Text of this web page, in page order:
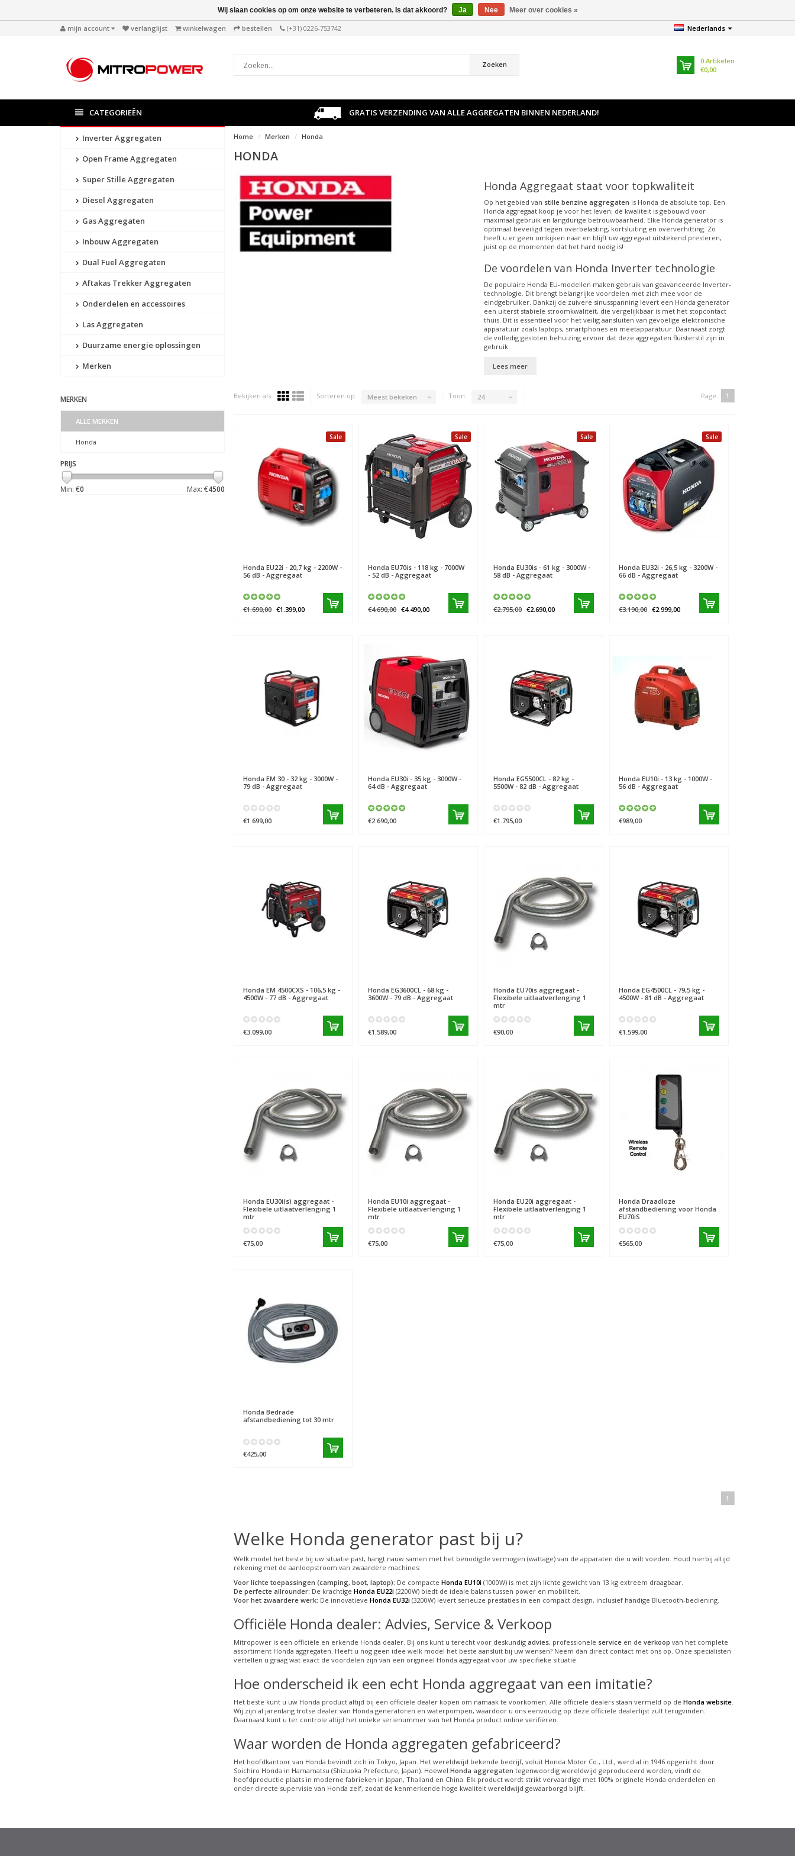
mijn account verlanglijst winkelwagen bestellen (+31) 0226-753742 Nederlands
Zoeken 0 Artikelen
€0,00
CATEGORIEËN GRATIS VERZENDING VAN ALLE AGGREGATEN BINNEN NEDERLAND!
Inverter Aggregaten
Open Frame Aggregaten
Super Stille Aggregaten
Diesel Aggregaten
Gas Aggregaten
Inbouw Aggregaten
Dual Fuel Aggregaten
Aftakas Trekker Aggregaten
Onderdelen en accessoires
Las Aggregaten
Duurzame energie oplossingen
Merken
MERKEN
ALLE MERKEN
Honda
PRIJS
Min: €0 Max: €4500
Home Merken Honda
HONDA
Honda Aggregaat staat voor topkwaliteit
Op het gebied van stille benzine aggregaten is Honda de absolute top. Een
Honda aggregaat koop je voor het leven; de kwaliteit is gebouwd voor
maximaal gebruik en langdurige betrouwbaarheid. Elke Honda generator is
optimaal beveiligd tegen overbelasting, kortsluiting en oververhitting. Zo
heeft u er geen omkijken naar en blijft uw aggregaat uitstekend presteren,
juist op de momenten dat het hard nodig is!
De voordelen van Honda Inverter technologie
De populaire Honda EU-modellen maken gebruik van geavanceerde Inverter-
technologie. Dit brengt belangrijke voordelen met zich mee voor de
eindgebruiker. Dankzij de zuivere sinusspanning levert een Honda generator
een uiterst stabiele stroomkwaliteit, die vergelijkbaar is met het stopcontact
thuis. Dit is essentieel voor het veilig aansluiten van gevoelige elektronische
apparatuur zoals laptops, smartphones en meetapparatuur. Daarnaast zorgt
de volledig gesloten behuizing ervoor dat deze aggregaten fluisterstil zijn in
gebruik.
Lees meer
Bekijken als: Sorteren op: Meest bekeken Toon: 24 Page: 1
Sale
Honda EU22i - 20,7 kg - 2200W -
56 dB - Aggregaat
€1.690,00 €1.399,00
Sale
Honda EU70is - 118 kg - 7000W
- 52 dB - Aggregaat
€4.690,00 €4.490,00
Sale
Honda EU30is - 61 kg - 3000W -
58 dB - Aggregaat
€2.795,00 €2.690,00
Sale
Honda EU32i - 26,5 kg - 3200W -
66 dB - Aggregaat
€3.190,00 €2.999,00
Honda EM 30 - 32 kg - 3000W -
79 dB - Aggregaat
€1.699,00
Honda EU30i - 35 kg - 3000W -
64 dB - Aggregaat
€2.690,00
Honda EG5500CL - 82 kg -
5500W - 82 dB - Aggregaat
€1.795,00
Honda EU10i - 13 kg - 1000W -
56 dB - Aggregaat
€989,00
Honda EM 4500CXS - 106,5 kg -
4500W - 77 dB - Aggregaat
€3.099,00
Honda EG3600CL - 68 kg -
3600W - 79 dB - Aggregaat
€1.589,00
Honda EU70is aggregaat -
Flexibele uitlaatverlenging 1
mtr
€90,00
Honda EG4500CL - 79,5 kg -
4500W - 81 dB - Aggregaat
€1.599,00
Honda EU30i(s) aggregaat -
Flexibele uitlaatverlenging 1
mtr
€75,00
Honda EU10i aggregaat -
Flexibele uitlaatverlenging 1
mtr
€75,00
Honda EU20i aggregaat -
Flexibele uitlaatverlenging 1
mtr
€75,00
Honda Draadloze
afstandbediening voor Honda
EU70iS
€565,00
Honda Bedrade
afstandbediening tot 30 mtr
€425,00
1
Welke Honda generator past bij u?
Welk model het beste bij uw situatie past, hangt nauw samen met het benodigde vermogen (wattage) van de apparaten die u wilt voeden. Houd hierbij altijd
rekening met de aanloopstroom van zwaardere machines:
Voor lichte toepassingen (camping, boot, laptop): De compacte Honda EU10i (1000W) is met zijn lichte gewicht van 13 kg extreem draagbaar.
De perfecte allrounder: De krachtige Honda EU22i (2200W) biedt de ideale balans tussen power en mobiliteit.
Voor het zwaardere werk: De innovatieve Honda EU32i (3200W) levert serieuze prestaties in een compact design, inclusief handige Bluetooth-bediening.
Officiële Honda dealer: Advies, Service & Verkoop
Mitropower is een officiële en erkende Honda dealer. Bij ons kunt u terecht voor deskundig advies, professionele serviceen de verkoop van het complete
assortiment Honda aggregaten. Heeft u nog geen idee welk model het beste aansluit bij uw wensen? Neem dan direct contact met ons op. Onze specialisten
vertellen u graag wat exact de voordelen zijn van een origineel Honda aggregaat voor uw specifieke situatie.
Hoe onderscheid ik een echt Honda aggregaat van een imitatie?
Het beste kunt u uw Honda product altijd bij een officiële dealer kopen om namaak te voorkomen. Alle officiële dealers staan vermeld op de Honda website.
Wij zijn al jarenlang trotse dealer van Honda generatoren en waterpompen, waardoor u ons eenvoudig op deze officiële dealerlijst zult terugvinden.
Daarnaast kunt u ter controle altijd het unieke serienummer van het Honda product online verifiëren.
Waar worden de Honda aggregaten gefabriceerd?
Het hoofdkantoor van Honda bevindt zich in Tokyo, Japan. Het wereldwijd bekende bedrijf, voluit Honda Motor Co., Ltd., werd al in 1946 opgericht door
Soichiro Honda in Hamamatsu (Shizuoka Prefecture, Japan). Hoewel Honda aggregaten tegenwoordig wereldwijd geproduceerd worden, vindt de
hoofdproductie plaats in moderne fabrieken in Japan, Thailand en China. Elk product wordt strikt vervaardigd met 100% originele Honda onderdelen en
onder directe supervisie van Honda zelf, zodat de kenmerkende hoge kwaliteit wereldwijd gewaarborgd blijft.
Wij slaan cookies op om onze website te verbeteren. Is dat akkoord? Ja Nee Meer over cookies »